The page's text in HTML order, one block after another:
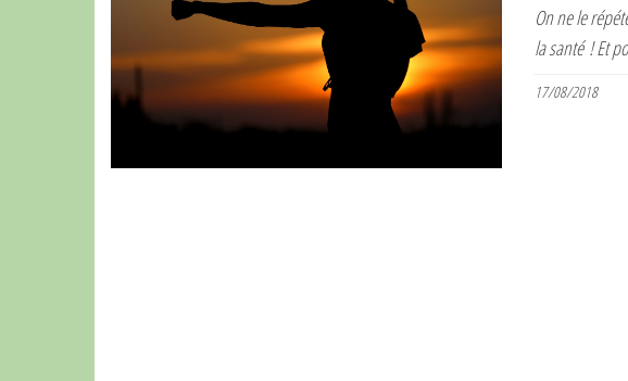
On ne le
la santé ! Et
17/08/2018